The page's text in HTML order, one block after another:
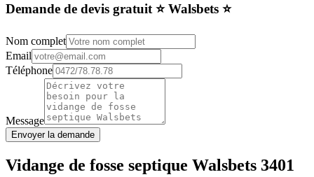
Demande de devis gratuit ⭐️ Walsbets ⭐️
Nom complet
Email
Téléphone
Message
Envoyer la demande
Vidange de fosse septique Walsbets 3401